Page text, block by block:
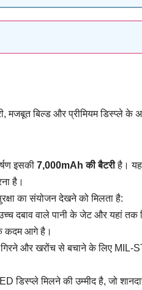
बिल्ड और प्रीमियम डिस्प्ले के
इसकी 7,000mAh की बैटरीहै। यह
है।
का संयोजन देखने को मिलता है:
दबाव वाले पानी के जेट और यहां तक
कदम आगे है।
और खरोंच से बचाने के लिए MIL-
डिस्प्ले मिलने की उम्मीद है, जो